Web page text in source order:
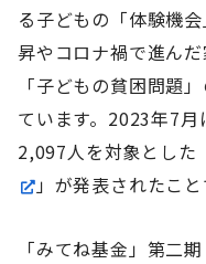
る子どもの「体験機
昇やコロナ禍で進ん
「子どもの貧困問題
ています。2023年7
2,097人を対象とした
」が発表されたこ
「みてね基金」第二